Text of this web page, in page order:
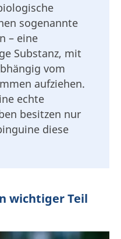
sogenannte
– eine
Substanz, mit
vom
aufziehen.
echte
besitzen nur
diese
wichtiger Teil